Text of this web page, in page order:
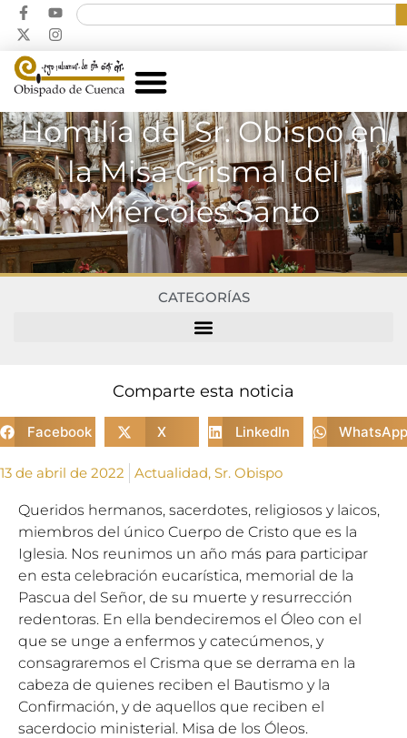
Homilía del Sr. Obispo en
la Misa Crismal del
Miércoles Santo
CATEGORÍAS
Comparte esta noticia
Facebook X LinkedIn WhatsApp
13 de abril de 2022 Actualidad, Sr. Obispo
Queridos hermanos, sacerdotes, religiosos y laicos,
miembros del único Cuerpo de Cristo que es la
Iglesia. Nos reunimos un año más para participar
en esta celebración eucarística, memorial de la
Pascua del Señor, de su muerte y resurrección
redentoras. En ella bendeciremos el Óleo con el
que se unge a enfermos y catecúmenos, y
consagraremos el Crisma que se derrama en la
cabeza de quienes reciben el Bautismo y la
Confirmación, y de aquellos que reciben el
sacerdocio ministerial. Misa de los Óleos.